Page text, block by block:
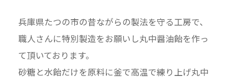
兵庫県たつの市の昔ながらの製法を守る工房で、
職人さんに特別製造をお願いし丸中醤油飴を作っ
て頂いております。
砂糖と水飴だけを原料に釜で高温で練り上げ丸中